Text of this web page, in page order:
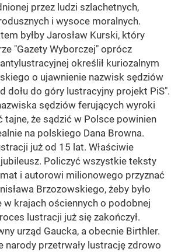
przez ludzi szlachetnych,
i wysoce moralnych.
byłby Jarosław Kurski, który
"Gazety Wyborczej" oprócz
określił kuriozalnym
o ujawnienie nazwisk sędziów
dołu do góry lustracyjny projekt PiS".
sędziów ferujących wyroki
tajne, że sądzić w Polsce powinien
na polskiego Dana Browna.
już od 15 lat. Właściwie
Policzyć wszystkie teksty
i autorowi milionowego przyznać
Brzozowskiego, żeby było
w krajach ościennych o podobnej
lustracji już się zakończył.
urząd Gaucka, a obecnie Birthler.
narody przetrwały lustrację zdrowo